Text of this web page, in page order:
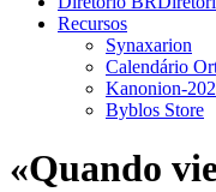
Recursos
Synaxarion
Calendário
Kanonion-
Byblos Store
«Quando